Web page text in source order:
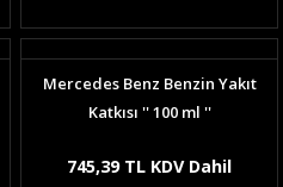
Mercedes Benz Benzin Yakıt
Katkısı '' 100 ml ''
745,39 TL KDV Dahil